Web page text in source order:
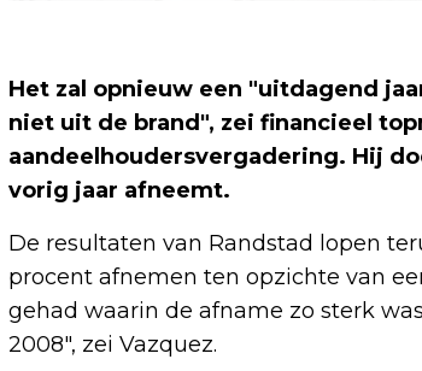
Het zal opnieuw een "uitdagend
niet uit de brand", zei financieel
aandeelhoudersvergadering. Hij
vorig jaar afneemt.
De resultaten van Randstad lopen
procent afnemen ten opzichte van
gehad waarin de afname zo sterk
2008", zei Vazquez.